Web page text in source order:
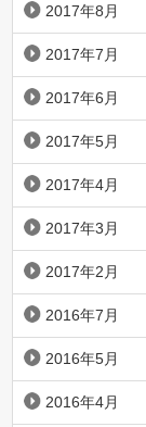
2017年8月
2017年7月
2017年6月
2017年5月
2017年4月
2017年3月
2017年2月
2016年7月
2016年5月
2016年4月